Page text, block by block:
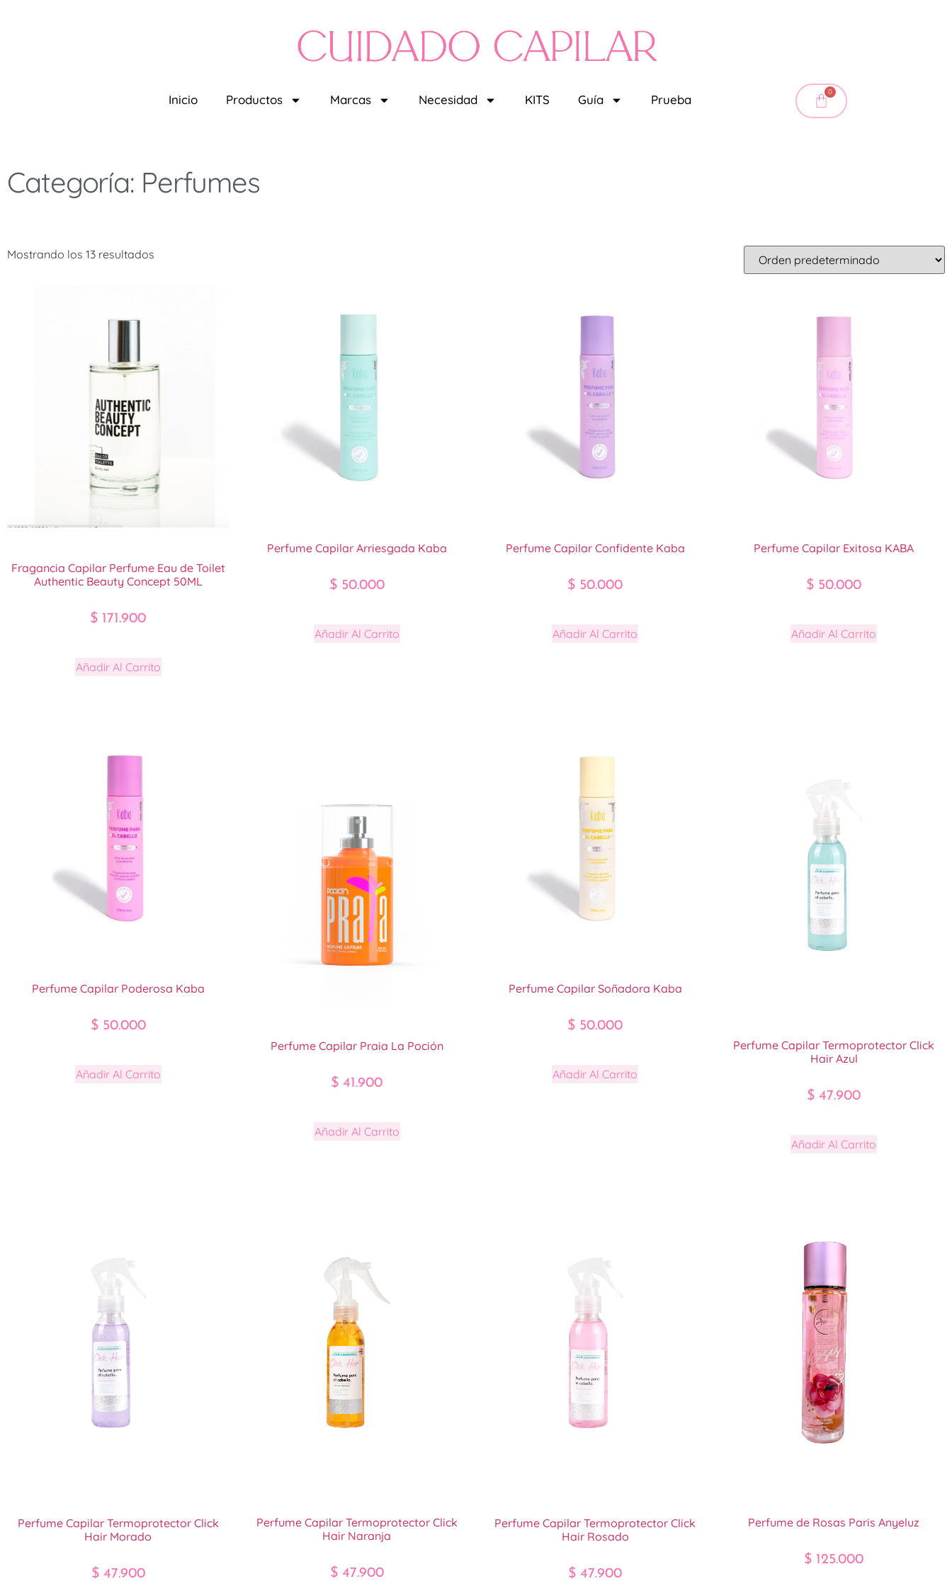
Inicio Productos Marcas Necesidad KITS Guía Prueba
0
Categoría: Perfumes
Mostrando los 13 resultados
Fragancia Capilar Perfume Eau de Toilet
Authentic Beauty Concept 50ML
$ 171.900
Añadir Al Carrito
Perfume Capilar Arriesgada Kaba
$50.000
Añadir Al Carrito
Perfume Capilar Confidente Kaba
$ 50.000
Añadir Al Carrito
Perfume Capilar Exitosa KABA
$ 50.000
Añadir Al Carrito
Perfume Capilar Poderosa Kaba
$50.000
Añadir Al Carrito
Perfume Capilar Praia La Poción
$ 41.900
Añadir Al Carrito
Perfume Capilar Soñadora Kaba
$ 50.000
Añadir Al Carrito
Perfume Capilar Termoprotector Click
Hair Azul
$ 47.900
Añadir Al Carrito
Perfume Capilar Termoprotector Click
Hair Morado
$47.900
Perfume Capilar Termoprotector Click
Hair Naranja
$47.900
Perfume Capilar Termoprotector Click
Hair Rosado
$ 47.900
Perfume de Rosas Paris Anyeluz
$ 125.000